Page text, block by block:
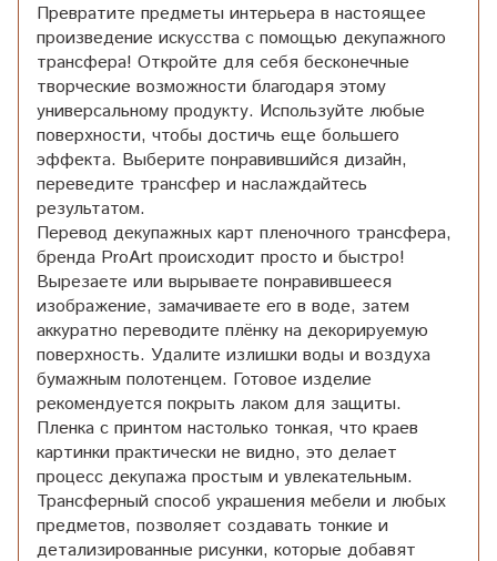
Превратите предметы интерьера в настоящее
произведение искусства с помощью декупажного
трансфера! Откройте для себя бесконечные
творческие возможности благодаря этому
универсальному продукту. Используйте любые
поверхности, чтобы достичь еще большего
эффекта. Выберите понравившийся дизайн,
переведите трансфер и наслаждайтесь
результатом.
Перевод декупажных карт пленочного трансфера,
бренда ProArt происходит просто и быстро!
Вырезаете или вырываете понравившееся
изображение, замачиваете его в воде, затем
аккуратно переводите плёнку на декорируемую
поверхность. Удалите излишки воды и воздуха
бумажным полотенцем. Готовое изделие
рекомендуется покрыть лаком для защиты.
Пленка с принтом настолько тонкая, что краев
картинки практически не видно, это делает
процесс декупажа простым и увлекательным.
Трансферный способ украшения мебели и любых
предметов, позволяет создавать тонкие и
детализированные рисунки, которые добавят